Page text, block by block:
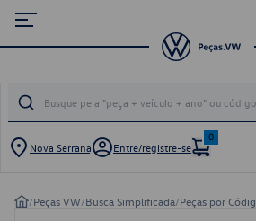
Nova Serrana Entre/registre-se
0
/Peças VW/Busca Simplificada/Peças por